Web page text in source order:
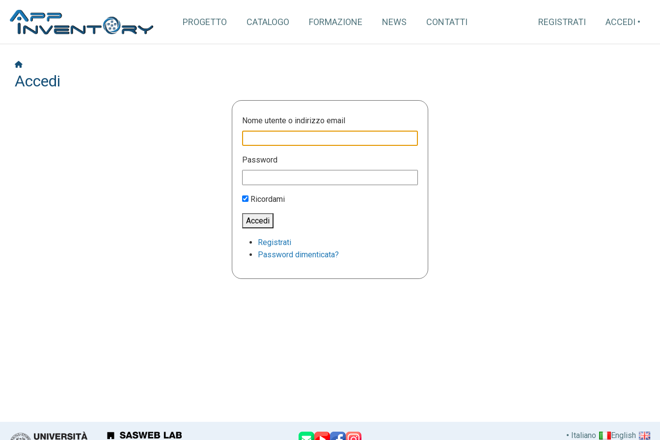
PROGETTO CATALOGO FORMAZIONE NEWS CONTATTI REGISTRATI ACCEDI
Accedi
Nome utente o indirizzo email
Password
Ricordami
Accedi
Registrati
Password dimenticata?
Italiano English